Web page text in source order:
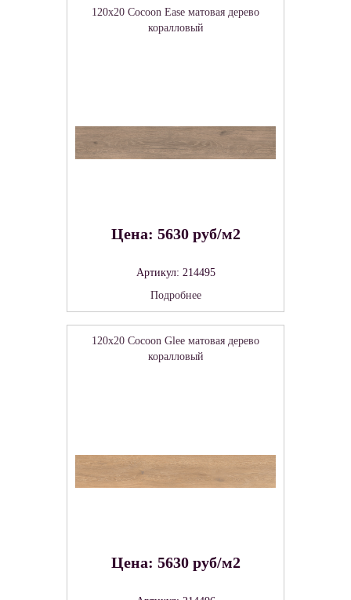
120x20 Cocoon Ease матовая дерево
коралловый
Цена: 5630 руб/м2
Артикул: 214495
Подробнее
120x20 Cocoon Glee матовая дерево
коралловый
Цена: 5630 руб/м2